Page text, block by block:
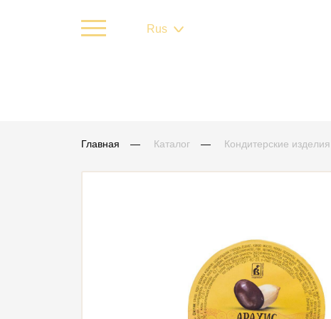
Rus
Главная Каталог Кондитерские изделия